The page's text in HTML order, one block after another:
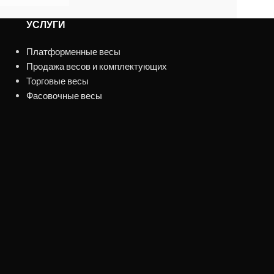
УСЛУГИ
Платформенные весы
Продажа весов и комплектующих
Торговые весы
Фасовочные весы